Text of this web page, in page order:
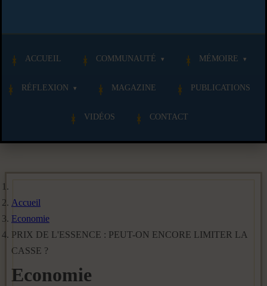
ACCUEIL COMMUNAUTÉ MÉMOIRE
RÉFLEXION MAGAZINE PUBLICATIONS
VIDÉOS CONTACT
Accueil
Economie
PRIX DE L'ESSENCE : PEUT-ON ENCORE LIMITER LA
CASSE ?
Economie